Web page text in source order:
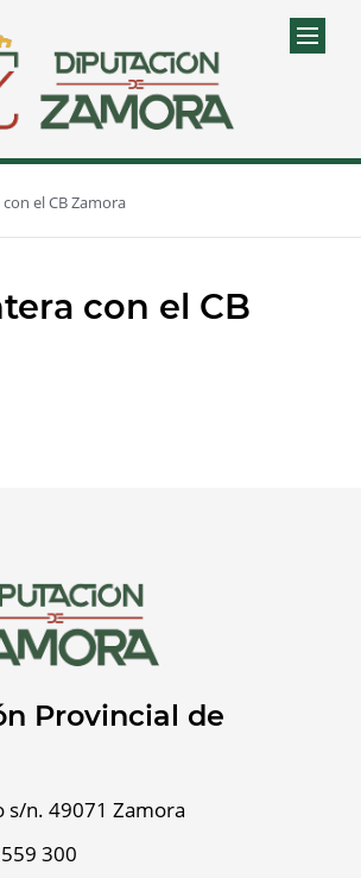
el CB Zamora
con el CB
Provincial de
s/n. 49071 Zamora
300